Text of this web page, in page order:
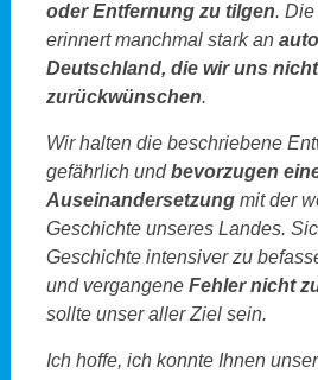
oder Entfernung zu tilgen.
erinnert manchmal stark an
Deutschland, die wir uns nicht
zurückwünschen.
Wir halten die beschriebene
gefährlich undbevorzugen
Auseinandersetzungmit der
Geschichte unseres Landes.
Geschichte intensiver zu
und vergangene Fehler nicht
sollte unser aller Ziel sein.
Ich hoffe, ich konnte Ihnen